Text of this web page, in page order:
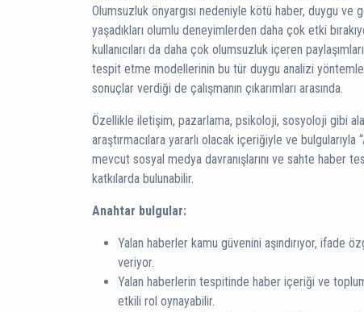
Olumsuzluk önyargısı nedeniyle kötü haber, duygu ve
yaşadıkları olumlu deneyimlerden daha çok etki
kullanıcıları da daha çok olumsuzluk içeren
tespit etme modellerinin bu tür duygu analizi
sonuçlar verdiği de çalışmanın çıkarımları arasında.
Özellikle iletişim, pazarlama, psikoloji, sosyoloji gibi
araştırmacılara yararlı olacak içeriğiyle ve bulgularıyla
mevcut sosyal medya davranışlarını ve sahte haber
katkılarda bulunabilir.
Anahtar bulgular:
Yalan haberler kamu güvenini aşındırıyor, ifade
veriyor.
Yalan haberlerin tespitinde haber içeriği ve
etkili rol oynayabilir.